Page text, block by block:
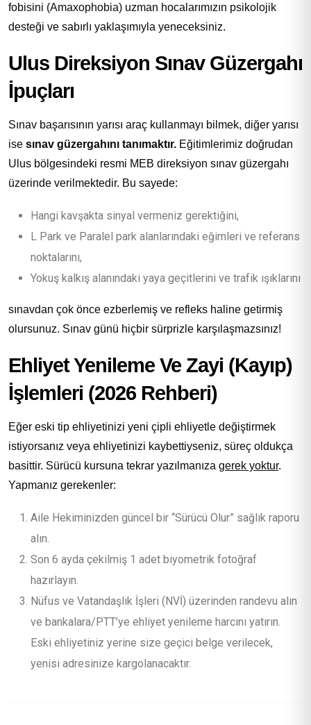
fobisini (Amaxophobia) uzman hocalarımızın psikolojik
desteği ve sabırlı yaklaşımıyla yeneceksiniz.
Ulus Direksiyon Sınav Güzergahı
İpuçları
Sınav başarısının yarısı araç kullanmayı bilmek, diğer yarısı
ise sınav güzergahını tanımaktır. Eğitimlerimiz doğrudan
Ulus bölgesindeki resmi MEB direksiyon sınav güzergahı
üzerinde verilmektedir. Bu sayede:
Hangi kavşakta sinyal vermeniz gerektiğini,
L Park ve Paralel park alanlarındaki eğimleri ve referans
noktalarını,
Yokuş kalkış alanındaki yaya geçitlerini ve trafik ışıklarını
sınavdan çok önce ezberlemiş ve refleks haline getirmiş
olursunuz. Sınav günü hiçbir sürprizle karşılaşmazsınız!
Ehliyet Yenileme Ve Zayi (Kayıp)
İşlemleri (2026 Rehberi)
Eğer eski tip ehliyetinizi yeni çipli ehliyetle değiştirmek
istiyorsanız veya ehliyetinizi kaybettiyseniz, süreç oldukça
basittir. Sürücü kursuna tekrar yazılmanıza gerek yoktur.
Yapmanız gerekenler:
Aile Hekiminizden güncel bir “Sürücü Olur” sağlık raporu
alın.
Son 6 ayda çekilmiş 1 adet biyometrik fotoğraf
hazırlayın.
Nüfus ve Vatandaşlık İşleri (NVİ) üzerinden randevu alın
ve bankalara/PTT’ye ehliyet yenileme harcını yatırın.
Eski ehliyetiniz yerine size geçici belge verilecek,
yenisi adresinize kargolanacaktır.